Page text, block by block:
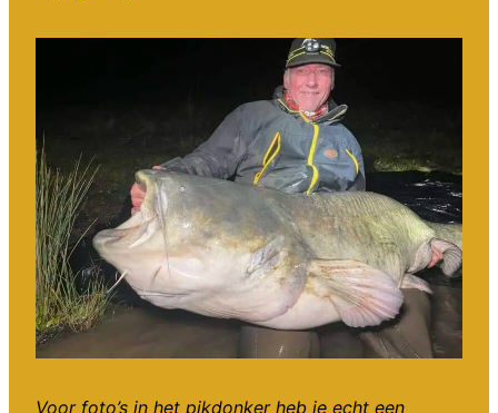
Voor foto’s in het pikdonker heb je echt een